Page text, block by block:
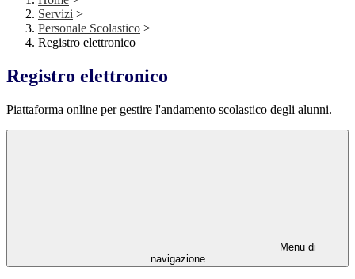
Servizi >
Personale Scolastico >
Registro elettronico
Registro elettronico
Piattaforma online per gestire l'andamento scolastico degli alunni.
Menu di
navigazione